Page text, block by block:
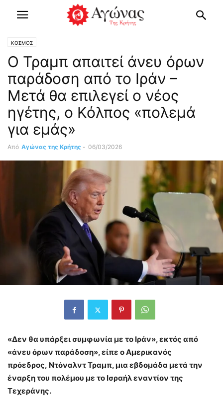
ΚΟΣΜΟΣ
Ο Τραμπ απαιτεί άνευ όρων
παράδοση από το Ιράν –
Μετά θα επιλεγεί ο νέος
ηγέτης, ο Κόλπος «πολεμά
για εμάς»
Από Αγώνας της Κρήτης - 06/03/2026
«Δεν θα υπάρξει συμφωνία με το Ιράν», εκτός από
«άνευ όρων παράδοση», είπε ο Αμερικανός
πρόεδρος, Ντόναλντ Τραμπ, μια εβδομάδα μετά την
έναρξη του πολέμου με το Ισραήλ εναντίον της
Τεχεράνης.